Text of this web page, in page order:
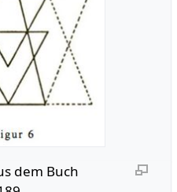
dem Buch